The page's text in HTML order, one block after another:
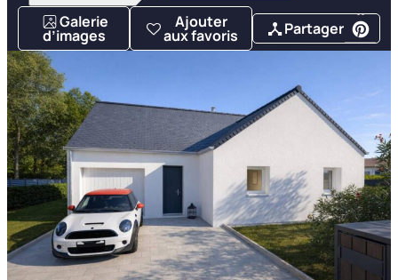
Galerie
d’images
Ajouter
aux favoris Partager